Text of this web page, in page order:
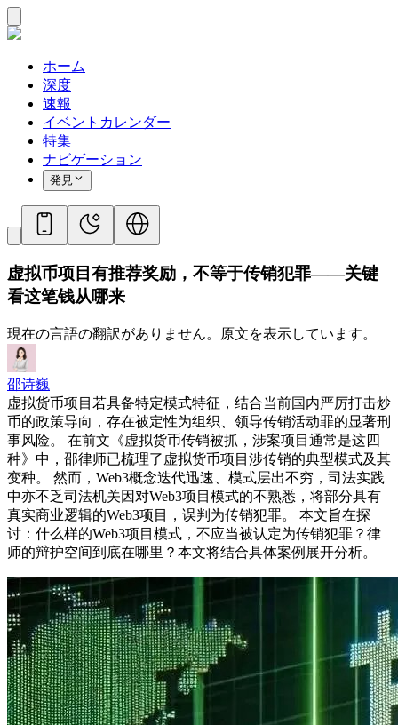
ホーム
深度
速報
イベントカレンダー
特集
ナビゲーション
発見
虚拟币项目有推荐奖励，不等于传销犯罪——关键
看这笔钱从哪来
現在の言語の翻訳がありません。原文を表示しています。
邵诗巍
虚拟货币项目若具备特定模式特征，结合当前国内严厉打击炒
币的政策导向，存在被定性为组织、领导传销活动罪的显著刑
事风险。 在前文《虚拟货币传销被抓，涉案项目通常是这四
种》中，邵律师已梳理了虚拟货币项目涉传销的典型模式及其
变种。 然而，Web3概念迭代迅速、模式层出不穷，司法实践
中亦不乏司法机关因对Web3项目模式的不熟悉，将部分具有
真实商业逻辑的Web3项目，误判为传销犯罪。 本文旨在探
讨：什么样的Web3项目模式，不应当被认定为传销犯罪？律
师的辩护空间到底在哪里？本文将结合具体案例展开分析。